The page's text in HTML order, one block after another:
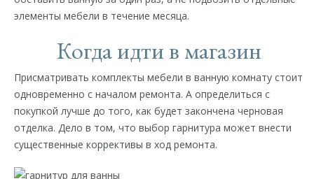
элементы мебели в течение месяца.
Когда идти в магазин
Присматривать комплекты мебели в ванную комнату стоит
одновременно с началом ремонта. А определиться с
покупкой лучше до того, как будет закончена черновая
отделка. Дело в том, что выбор гарнитура может внести
существенные коррективы в ход ремонта.